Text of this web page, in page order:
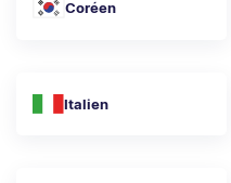
Coréen
Italien